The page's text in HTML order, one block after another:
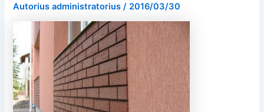
Autorius administratorius/ 2016/03/30